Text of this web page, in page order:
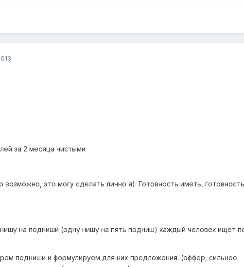
за 2 месяца чистыми
возможно, это могу сделать лично я). Готовность иметь, готовность
на подниши (одну нишу на пять подниш) каждый человек ищет
подниши и формулируем для них предложения. (оффер, сильное